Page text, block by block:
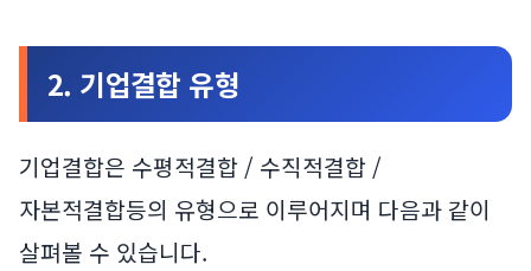
2. 기업결합 유형
기업결합은 수평적결합 / 수직적결합 /
자본적결합등의 유형으로 이루어지며 다음과 같이
살펴볼 수 있습니다.